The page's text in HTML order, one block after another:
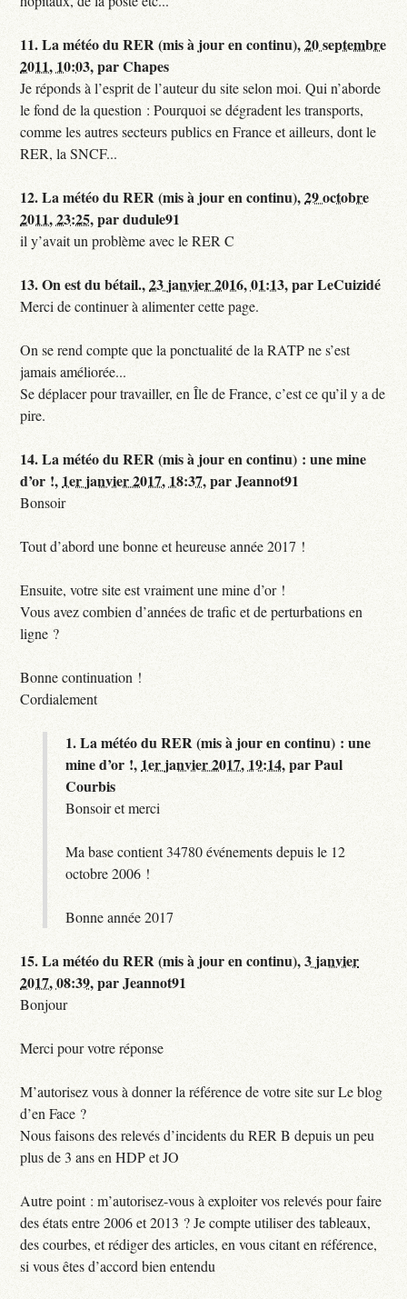
11.La météo du RER (mis à jour en continu),20 septembre
2011, 10:03,parChapes
Je réponds à l’esprit de l’auteur du site selon moi. Qui n’aborde
le fond de la question : Pourquoi se dégradent les transports,
comme les autres secteurs publics en France et ailleurs, dont le
RER, la SNCF...
12.La météo du RER (mis à jour en continu),29 octobre
2011, 23:25,pardudule91
il y’avait un problème avec le RER C
13.On est du bétail.,23 janvier 2016, 01:13,parLeCuizidé
Merci de continuer à alimenter cette page.
On se rend compte que la ponctualité de la RATP ne s’est
jamais améliorée...
Se déplacer pour travailler, en Île de France, c’est ce qu’il y a de
pire.
14.La météo du RER (mis à jour en continu) : une mine
d’or !, 1er janvier 2017, 18:37,parJeannot91
Bonsoir
Tout d’abord une bonne et heureuse année 2017 !
Ensuite, votre site est vraiment une mine d’or !
Vous avez combien d’années de trafic et de perturbations en
ligne ?
Bonne continuation !
Cordialement
1.La météo du RER (mis à jour en continu) : une
mine d’or !, 1er janvier 2017, 19:14,parPaul
Courbis
Bonsoir et merci
Ma base contient 34780 événements depuis le 12
octobre 2006 !
Bonne année 2017
15.La météo du RER (mis à jour en continu),3 janvier
2017, 08:39,parJeannot91
Bonjour
Merci pour votre réponse
M’autorisez vous à donner la référence de votre site sur Le blog
d’en Face ?
Nous faisons des relevés d’incidents du RER B depuis un peu
plus de 3 ans en HDP et JO
Autre point : m’autorisez-vous à exploiter vos relevés pour faire
des états entre 2006 et 2013 ? Je compte utiliser des tableaux,
des courbes, et rédiger des articles, en vous citant en référence,
si vous êtes d’accord bien entendu